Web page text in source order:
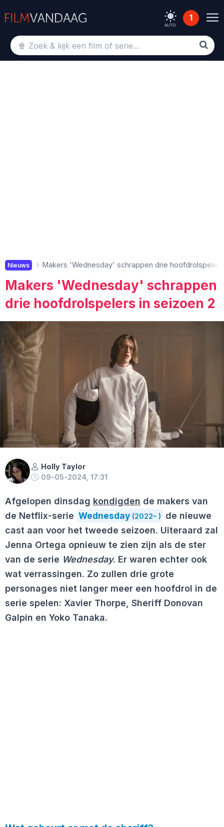
AUTO
1
Nieuws Makers 'Wednesday' schrappen drie
Makers 'Wednesday' schrappen
drie hoofdrolspelers in seizoen 2
Holly Taylor
09-05-2024, 17:31
Afgelopen dinsdag kondigden de makers van
de Netflix-serie Wednesday (2022– )
de nieuwe
cast aan voor het tweede seizoen. Uiteraard zal
Jenna Ortega opnieuw te zien zijn als de ster
van de serie Wednesday. Er waren echter ook
wat verrassingen. Zo zullen drie grote
personages niet langer meer een hoofdrol in de
serie spelen: Xavier Thorpe, Sheriff Donovan
Galpin en Yoko Tanaka.